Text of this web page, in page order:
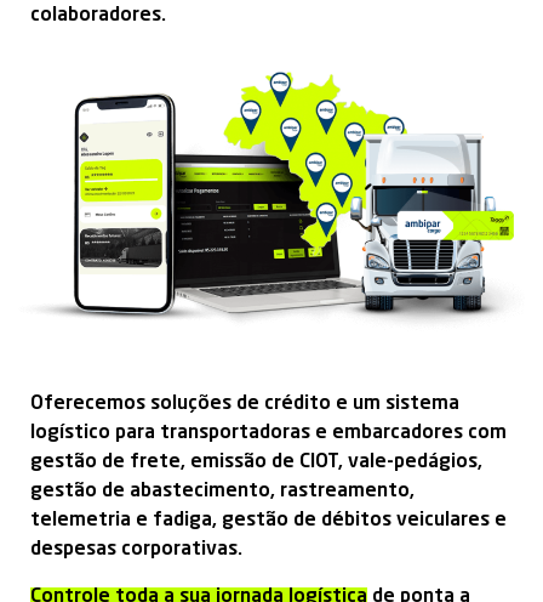
colaboradores.
Oferecemos soluções de crédito e um sistema
logístico para transportadoras e embarcadores com
gestão de frete, emissão de CIOT, vale-pedágios,
gestão de abastecimento, rastreamento,
telemetria e fadiga, gestão de débitos veiculares e
despesas corporativas.
Controle toda a sua jornada logística de ponta a